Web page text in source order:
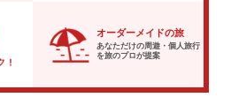
オーダーメイドの旅
あなただけの周遊・個人旅行
を旅のプロが提案